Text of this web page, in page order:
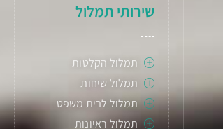
שירותי תמלול
תמלול הקלטות
תמלול שיחות
תמלול לבית משפט
תמלול ראיונות